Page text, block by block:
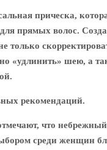
прическа,
прямых волос.
только
«удлинить» шею, а
рекомендаций.
что
среди женщин